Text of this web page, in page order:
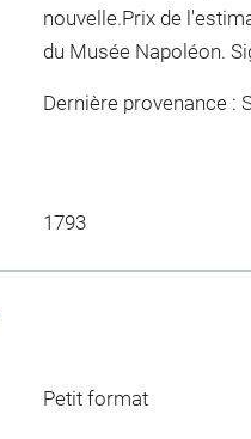
nouvelle.Prix de
du Musée Napoléon.
Dernière provenance :
1793
Petit format